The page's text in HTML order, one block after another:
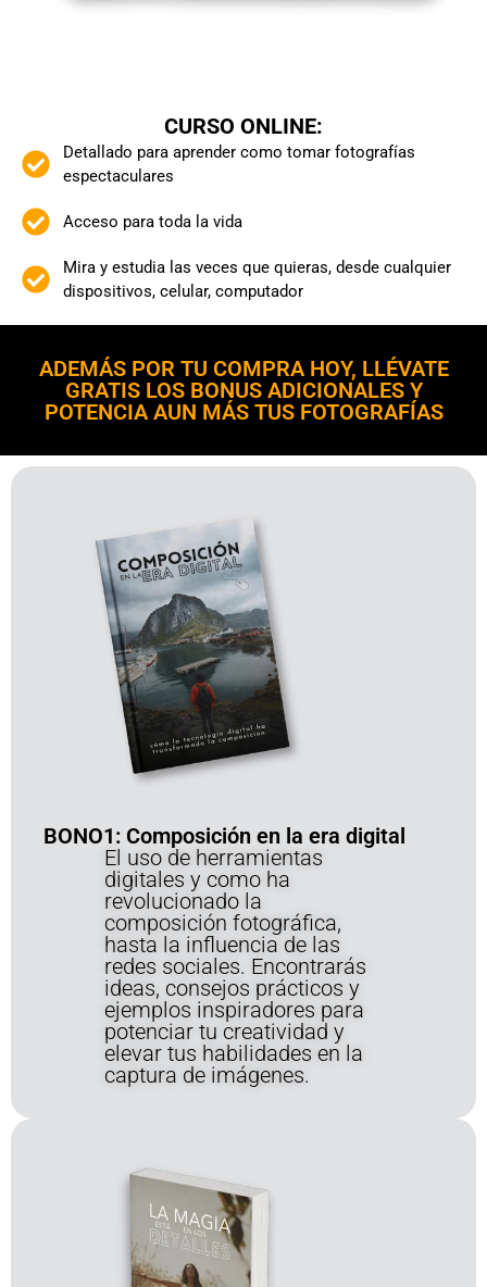
CURSO ONLINE:
Detallado para aprender como tomar fotografías
espectaculares
Acceso para toda la vida
Mira y estudia las veces que quieras, desde cualquier
dispositivos, celular, computador
ADEMÁS POR TU COMPRA HOY, LLÉVATE
GRATIS LOS BONUS ADICIONALES Y
POTENCIA AUN MÁS TUS FOTOGRAFÍAS
BONO1: Composición en la era digital
El uso de herramientas
digitales y como ha
revolucionado la
composición fotográfica,
hasta la influencia de las
redes sociales. Encontrarás
ideas, consejos prácticos y
ejemplos inspiradores para
potenciar tu creatividad y
elevar tus habilidades en la
captura de imágenes.